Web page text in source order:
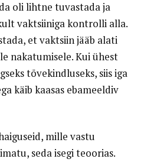
oli lihtne tuvastada ja
vaktsiiniga kontrolli alla.
et vaktsiin jääb alati
nakatumisele. Kui ühest
tõvekindluseks, siis iga
käib kaasas ebameeldiv
mille vastu
seda isegi teoorias.